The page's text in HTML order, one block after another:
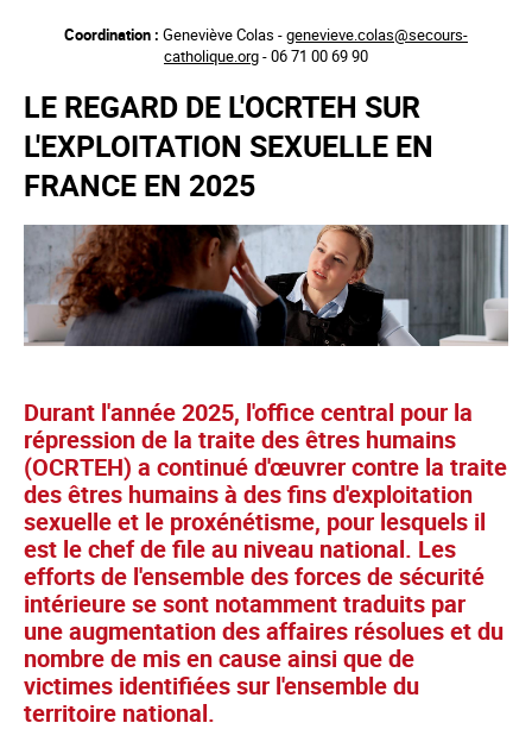
principal
Coordination : Geneviève Colas -genevieve.colas@secours-
catholique.org- 06 71 00 69 90
LE REGARD DE L'OCRTEH SUR
L'EXPLOITATION SEXUELLE EN
FRANCE EN 2025
Durant l'année 2025, l'office central pour la
répression de la traite des êtres humains
(OCRTEH) a continué d'œuvrer contre la traite
des êtres humains à des fins d'exploitation
sexuelle et le proxénétisme, pour lesquels il
est le chef de file au niveau national. Les
efforts de l'ensemble des forces de sécurité
intérieure se sont notamment traduits par
une augmentation des affaires résolues et du
nombre de mis en cause ainsi que de
victimes identifiées sur l'ensemble du
territoire national.